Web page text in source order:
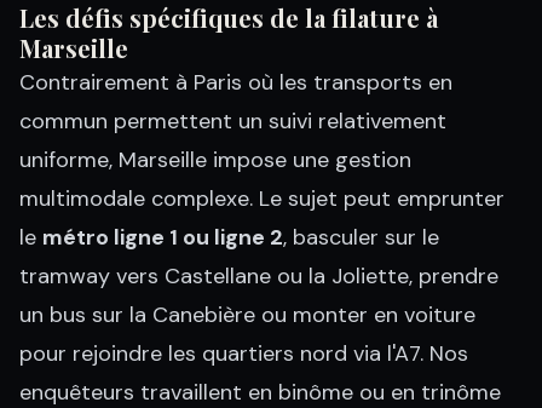
Les défis spécifiques de la filature à
Marseille
Contrairement à Paris où les transports en
commun permettent un suivi relativement
uniforme, Marseille impose une gestion
multimodale complexe. Le sujet peut emprunter
le métro ligne 1 ou ligne 2, basculer sur le
tramway vers Castellane ou la Joliette, prendre
un bus sur la Canebière ou monter en voiture
pour rejoindre les quartiers nord via l'A7. Nos
enquêteurs travaillent en binôme ou en trinôme